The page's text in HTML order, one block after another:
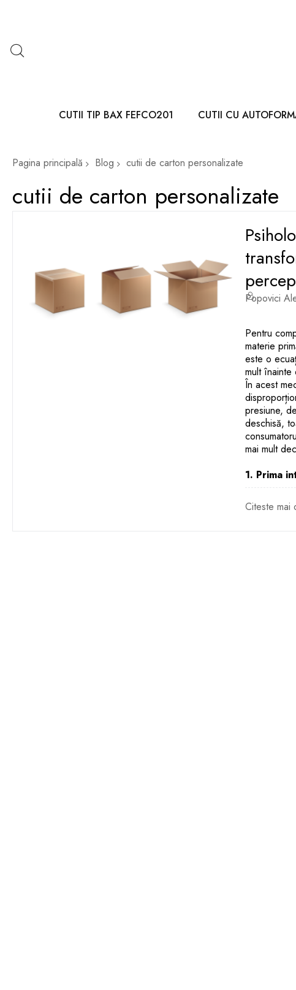
CUTII TIP BAX FEFCO201 CUTII CU
Pagina principală Blog cutii de carton personalizate
cutii de carton personalizate
Popovici
Pentru
materie
este o
mult
În acest
presiune,
deschisă,
mai mult
1. Prima
Citeste mai